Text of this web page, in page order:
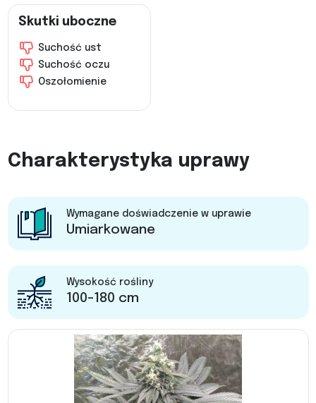
Skutki uboczne
Suchość ust
Suchość oczu
Oszołomienie
Charakterystyka uprawy
Wymagane doświadczenie w uprawie
Umiarkowane
Wysokość rośliny
100-180 cm